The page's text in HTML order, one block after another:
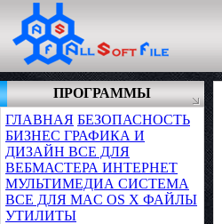
ПРОГРАММЫ
ГЛАВНАЯ БЕЗОПАСНОСТЬ
БИЗНЕС ГРАФИКА И
ДИЗАЙН ВСЕ ДЛЯ
ВЕБМАСТЕРА ИНТЕРНЕТ
МУЛЬТИМЕДИА СИСТЕМА
ВСЕ ДЛЯ MAC OS X ФАЙЛЫ
УТИЛИТЫ